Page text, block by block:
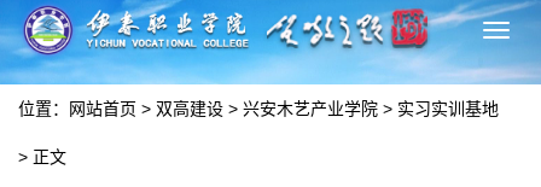
切
换
导
位置： 网站首页 > 双高建设 > 兴安木艺产业学院 > 实习实训基地
> 正文